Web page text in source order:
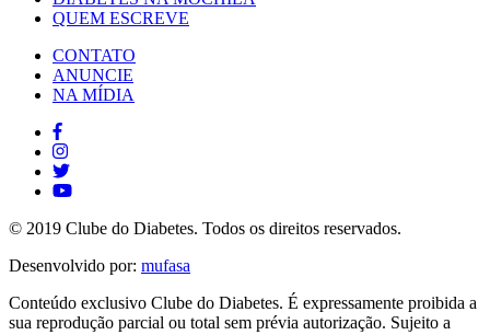
QUEM ESCREVE
CONTATO
ANUNCIE
NA MÍDIA
© 2019 Clube do Diabetes. Todos os direitos reservados.
Desenvolvido por: mufasa
Conteúdo exclusivo Clube do Diabetes. É expressamente proibida a
sua reprodução parcial ou total sem prévia autorização. Sujeito a